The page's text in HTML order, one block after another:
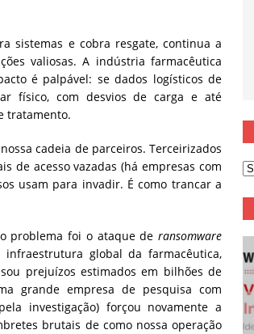
sistemas e cobra resgate, continua a
valiosas. A indústria farmacêutica
é palpável: se dados logísticos de
físico, com desvios de carga e até
tratamento.
cadeia de parceiros. Terceirizados
de acesso vazadas (há empresas com
usam para invadir. É como trancar a
problema foi o ataque deransomware
global da farmacêutica,
prejuízos estimados em bilhões de
grande empresa de pesquisa com
investigação) forçou novamente a
brutais de como nossa operação